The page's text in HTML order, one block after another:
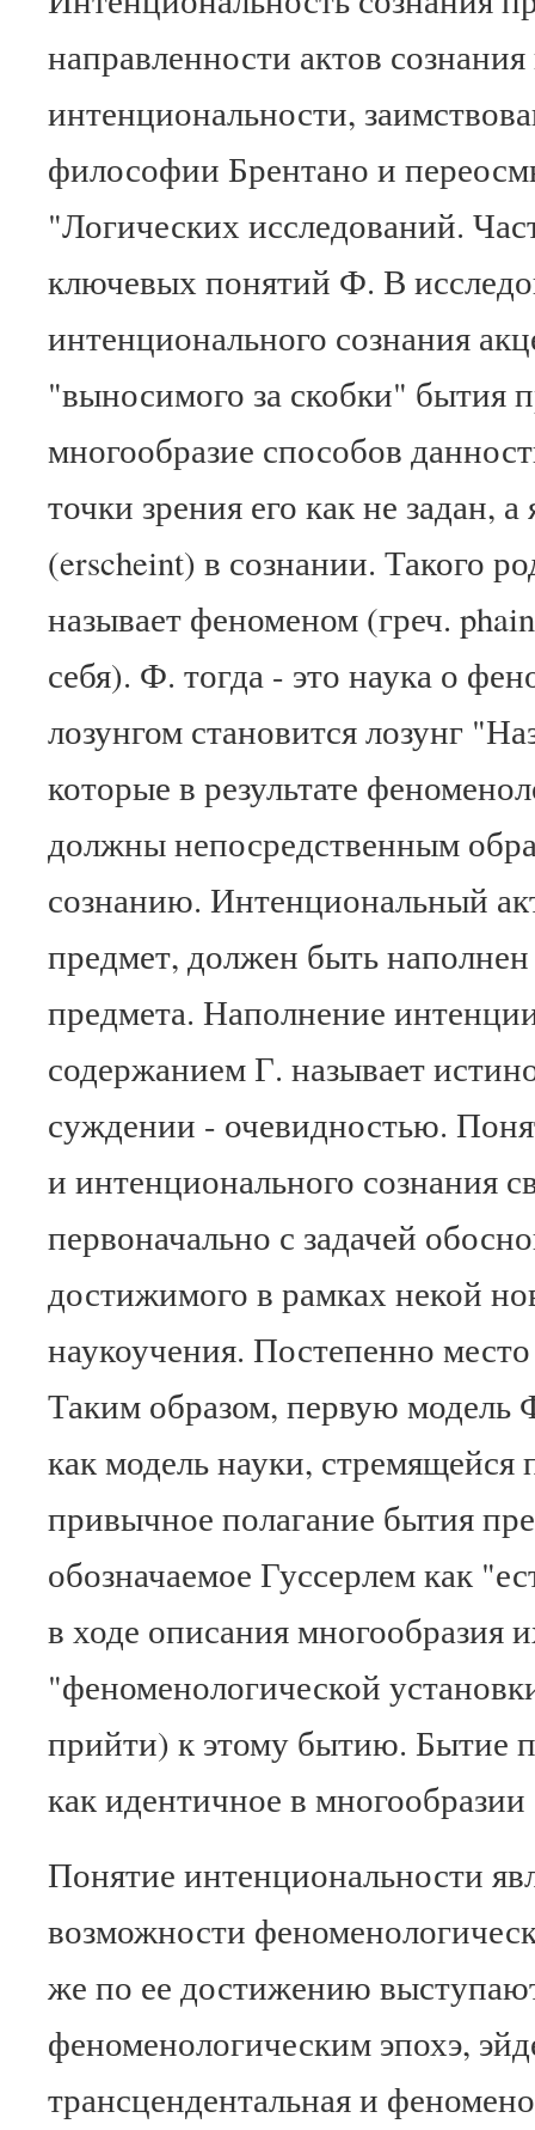
направленности актов
интенциональности,
философии Брентано и
"Логических исследований.
ключевых понятий Ф. В
интенционального сознания
"выносимого за скобки" бытия
многообразие способов
точки зрения его как не задан,
(erscheint) в сознании. Такого
называет феноменом (греч.
себя). Ф. тогда - это наука о
лозунгом становится лозунг
которые в результате
должны непосредственным
сознанию. Интенциональный
предмет, должен быть
предмета. Наполнение
содержанием Г. называет
суждении - очевидностью.
и интенционального сознания
первоначально с задачей
достижимого в рамках некой
наукоучения. Постепенно
Таким образом, первую модель
как модель науки, стремящейся
привычное полагание бытия
обозначаемое Гуссерлем как
в ходе описания многообразия
"феноменологической
прийти) к этому бытию. Бытие
как идентичное в
Понятие интенциональности
возможности
же по ее достижению
феноменологическим эпохэ,
трансцендентальная и